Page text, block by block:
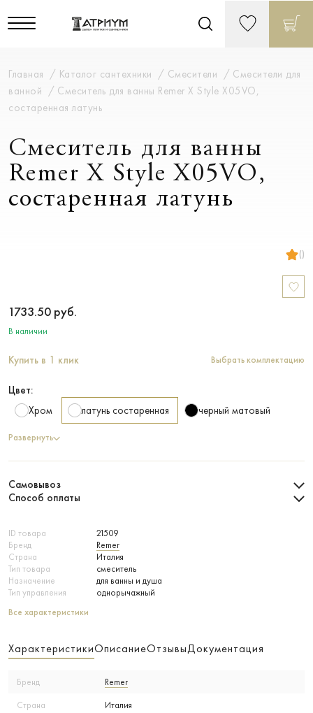
Главная Каталог сантехники Смесители
Смесители для
ванной
Смеситель для ванны Remer X Style X05VO,
состаренная латунь
Смеситель для ванны
Remer X Style X05VO,
состаренная латунь
()
ID товара
21509
Бренд
Remer
Страна
Италия
Тип товара
смеситель
Назначение
для ванны и душа
Тип управления
однорычажный
Все характеристики
1733.50 руб.
В наличии
Купить в 1 клик Выбрать комплектацию
Цвет:
Хром
латунь состаренная черный матовый
Развернуть
Самовывоз
Способ оплаты
ХарактеристикиОписаниеОтзывыДокументация
Бренд Remer
Страна Италия